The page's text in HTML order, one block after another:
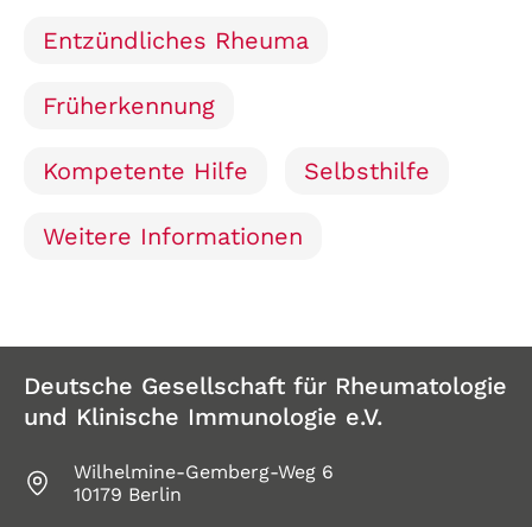
Entzündliches Rheuma
Früherkennung
Kompetente Hilfe Selbsthilfe
Weitere Informationen
Deutsche Gesellschaft für Rheumatologie
und Klinische Immunologie e.V.
Wilhelmine-Gemberg-Weg 6
10179 Berlin